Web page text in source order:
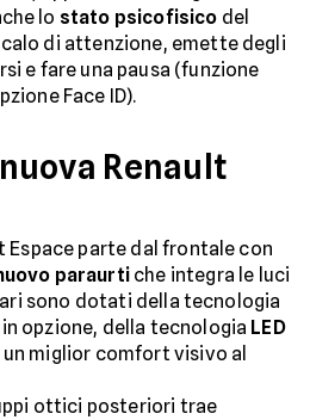
lo stato psicofisico del
di attenzione, emette degli
e fare una pausa (funzione
Face ID).
Renault
Espace parte dal frontale con
paraurtiche integra le luci
sono dotati della tecnologia
in opzione, della tecnologia LED
miglior comfort visivo al
ottici posteriori trae